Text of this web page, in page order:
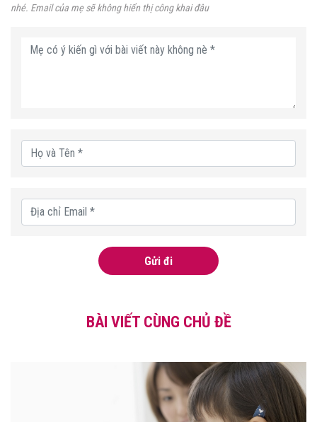
nhé. Email của mẹ sẽ không hiển thị công khai đâu
Gửi đi
BÀI VIẾT CÙNG CHỦ ĐỀ